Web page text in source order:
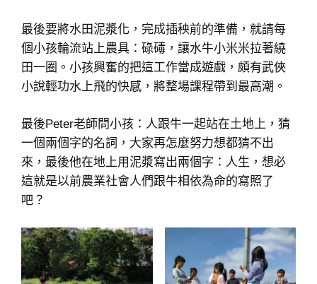
最後要將水田泥漿化，完成插秧前的準備，就請每
個小孩輪流站上農具：碌碡，讓水牛小米米拉著繞
田一圈。小孩興奮的把這工作當成遊戲，頗有武俠
小說輕功水上飛的快感，將整場課程帶到最高潮。
最後Peter老師問小孩：人跟牛一起站在土地上，猜
一個兩個字的名詞，大家再怎麼努力想都猜不出
來，最後他在地上用泥漿寫出兩個字：人生，想必
這就是以前農業社會人們跟牛相依為命的寫照了
吧？